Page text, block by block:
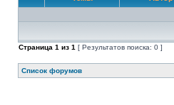
Страница 1 из 1 [ Результатов поиска: 0 ]
Список форумов